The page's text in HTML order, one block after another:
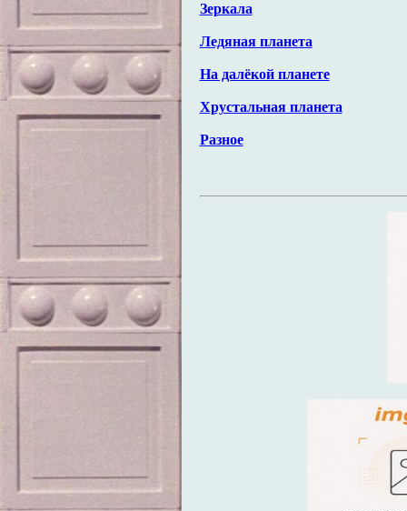
Зеркала
Ледяная планета
На далёкой планете
Хрустальная планета
Разное